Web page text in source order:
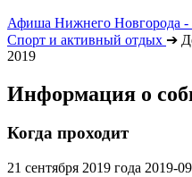
Афиша Нижнего Новгорода -
Спорт и активный отдых ➔
2019
Информация о
Когда проходит
21 сентября 2019 года 2019-